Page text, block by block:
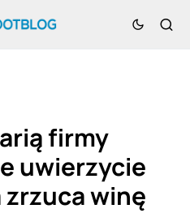
firmy
uwierzycie
winę